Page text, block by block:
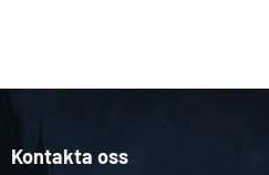
Kontakta oss